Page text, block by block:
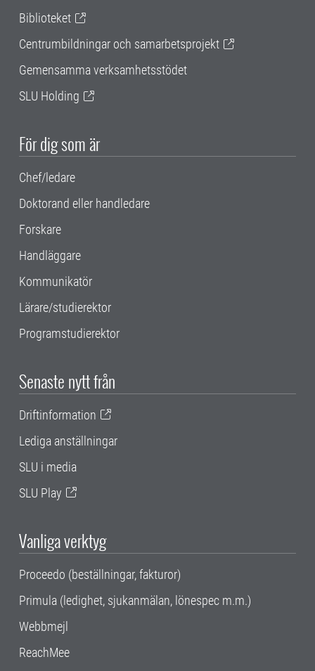
Biblioteket
Centrumbildningar och samarbetsprojekt
Gemensamma verksamhetsstödet
SLU Holding
För dig som är
Chef/ledare
Doktorand eller handledare
Forskare
Handläggare
Kommunikatör
Lärare/studierektor
Programstudierektor
Senaste nytt från
Driftinformation
Lediga anställningar
SLU i media
SLU Play
Vanliga verktyg
Proceedo (beställningar, fakturor)
Primula (ledighet, sjukanmälan, lönespec m.m.)
Webbmejl
ReachMee